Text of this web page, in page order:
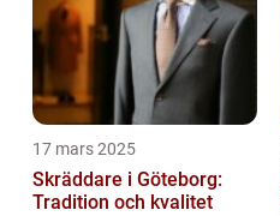
17 mars 2025
Skräddare i Göteborg:
Tradition och kvalitet